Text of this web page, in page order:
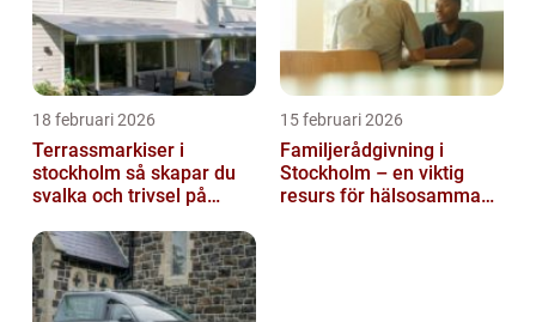
18 februari 2026
Terrassmarkiser i
stockholm så skapar du
svalka och trivsel på
15 februari 2026
Familjerådgivning i
Stockholm – en viktig
resurs för hälsosamma